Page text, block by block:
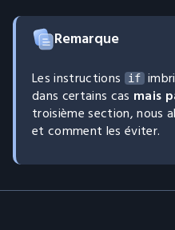
Remarque
Les instructions if
dans certains cas mais
troisième section, nous
et comment les éviter.